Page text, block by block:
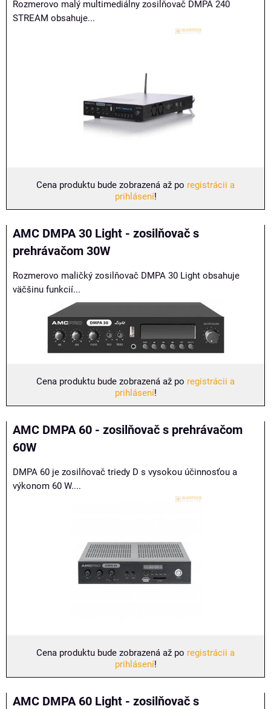
Rozmerovo malý multimediálny zosilňovač DMPA 240
STREAM obsahuje...
Cena produktu bude zobrazená až po registrácii a
prihlásení!
AMC DMPA 30 Light - zosilňovač s
prehrávačom 30W
Rozmerovo maličký zosilňovač DMPA 30 Light obsahuje
väčšinu funkcií...
Cena produktu bude zobrazená až po registrácii a
prihlásení!
AMC DMPA 60 - zosilňovač s prehrávačom
60W
DMPA 60 je zosilňovač triedy D s vysokou účinnosťou a
výkonom 60 W....
Cena produktu bude zobrazená až po registrácii a
prihlásení!
AMC DMPA 60 Light - zosilňovač s